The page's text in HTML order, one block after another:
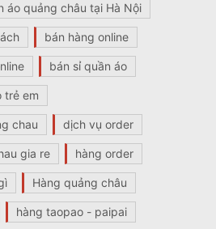
áo quảng châu tại Hà Nội
bán hàng online
bán sỉ quần áo
trẻ em
chau dịch vụ order
gia re hàng order
Hàng quảng châu
hàng taopao - paipai